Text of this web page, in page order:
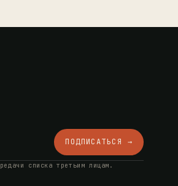
ПОДПИСАТЬСЯ →
списка третьим лицам.